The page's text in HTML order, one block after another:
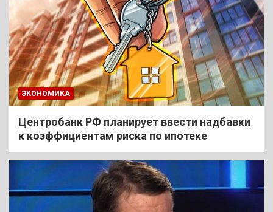
ЭКОНОМИКА
Центробанк РФ планирует ввести надбавки
к коэффициентам риска по ипотеке